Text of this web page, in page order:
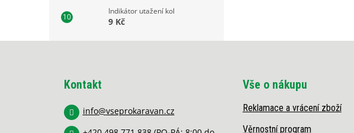
Indikátor utažení kol
9 Kč
Kontakt
info@vseprokaravan.cz
Vše o nákupu
Reklamace a vrácení zboží
Věrnostní program